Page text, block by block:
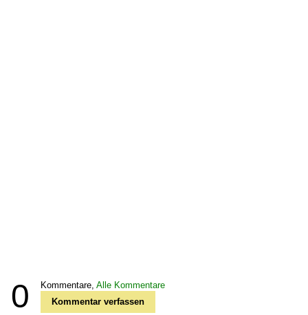
0 Kommentare, Alle Kommentare
Kommentar verfassen